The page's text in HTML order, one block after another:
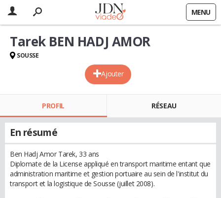
MENU
Ajouter
Tarek BEN HADJ AMOR
SOUSSE
PROFIL RÉSEAU
En résumé
Ben Hadj Amor Tarek, 33 ans
Diplomate de la License appliqué en transport maritime entant que
administration maritime et gestion portuaire au sein de l'institut du
transport et la logistique de Sousse (juillet 2008).